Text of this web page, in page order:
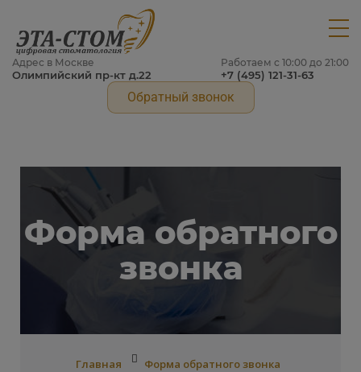
Адрес в Москве
Олимпийский пр-кт д.22
Работаем с 10:00 до 21:00
+7 (495) 121-31-63
Обратный звонок
Форма обратного
звонка
Главная Форма обратного звонка